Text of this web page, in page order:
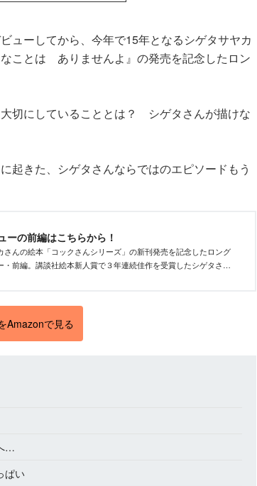
ューしてから、今年で15年となるシゲタサヤカ
ことは ありませんよ』の発売を記念したロン
切にしていることとは？ シゲタさんが描けな
起きた、シゲタさんならではのエピソードもう
ーの前編はこちらから！
さんの絵本「コックさんシリーズ」の新刊発売を記念したロング
・前編。講談社絵本新人賞で３年連続佳作を受賞したシゲタさん
Amazonで見る
…
ぱい